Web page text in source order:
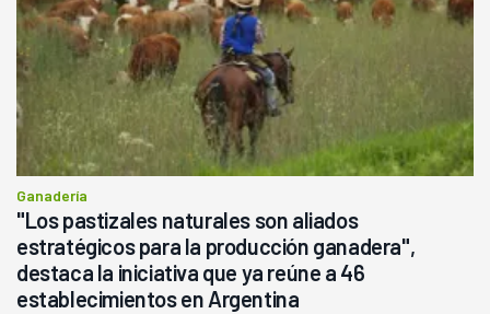
Ganadería
"Los pastizales naturales son aliados
estratégicos para la producción ganadera",
destaca la iniciativa que ya reúne a 46
establecimientos en Argentina